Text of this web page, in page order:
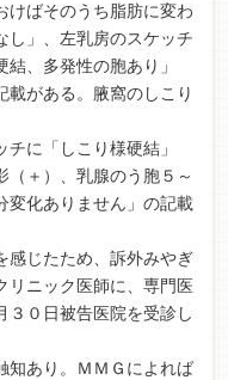
けばそのうち脂肪に変わ
」、左乳房のスケッチ
、多発性の胞あり」
載がある。腋窩のしこり
に「しこり様硬結」
（＋）、乳腺のう胞５～
変化ありません」の記載
じたため、訴外みやぎ
リニック医師に、専門医
３０日被告医院を受診し
知あり。ＭＭＧによれば